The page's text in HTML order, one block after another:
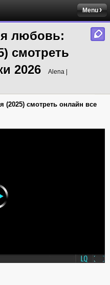
Menu
любовь:
смотреть
2026
Alena |
смотреть онлайн все